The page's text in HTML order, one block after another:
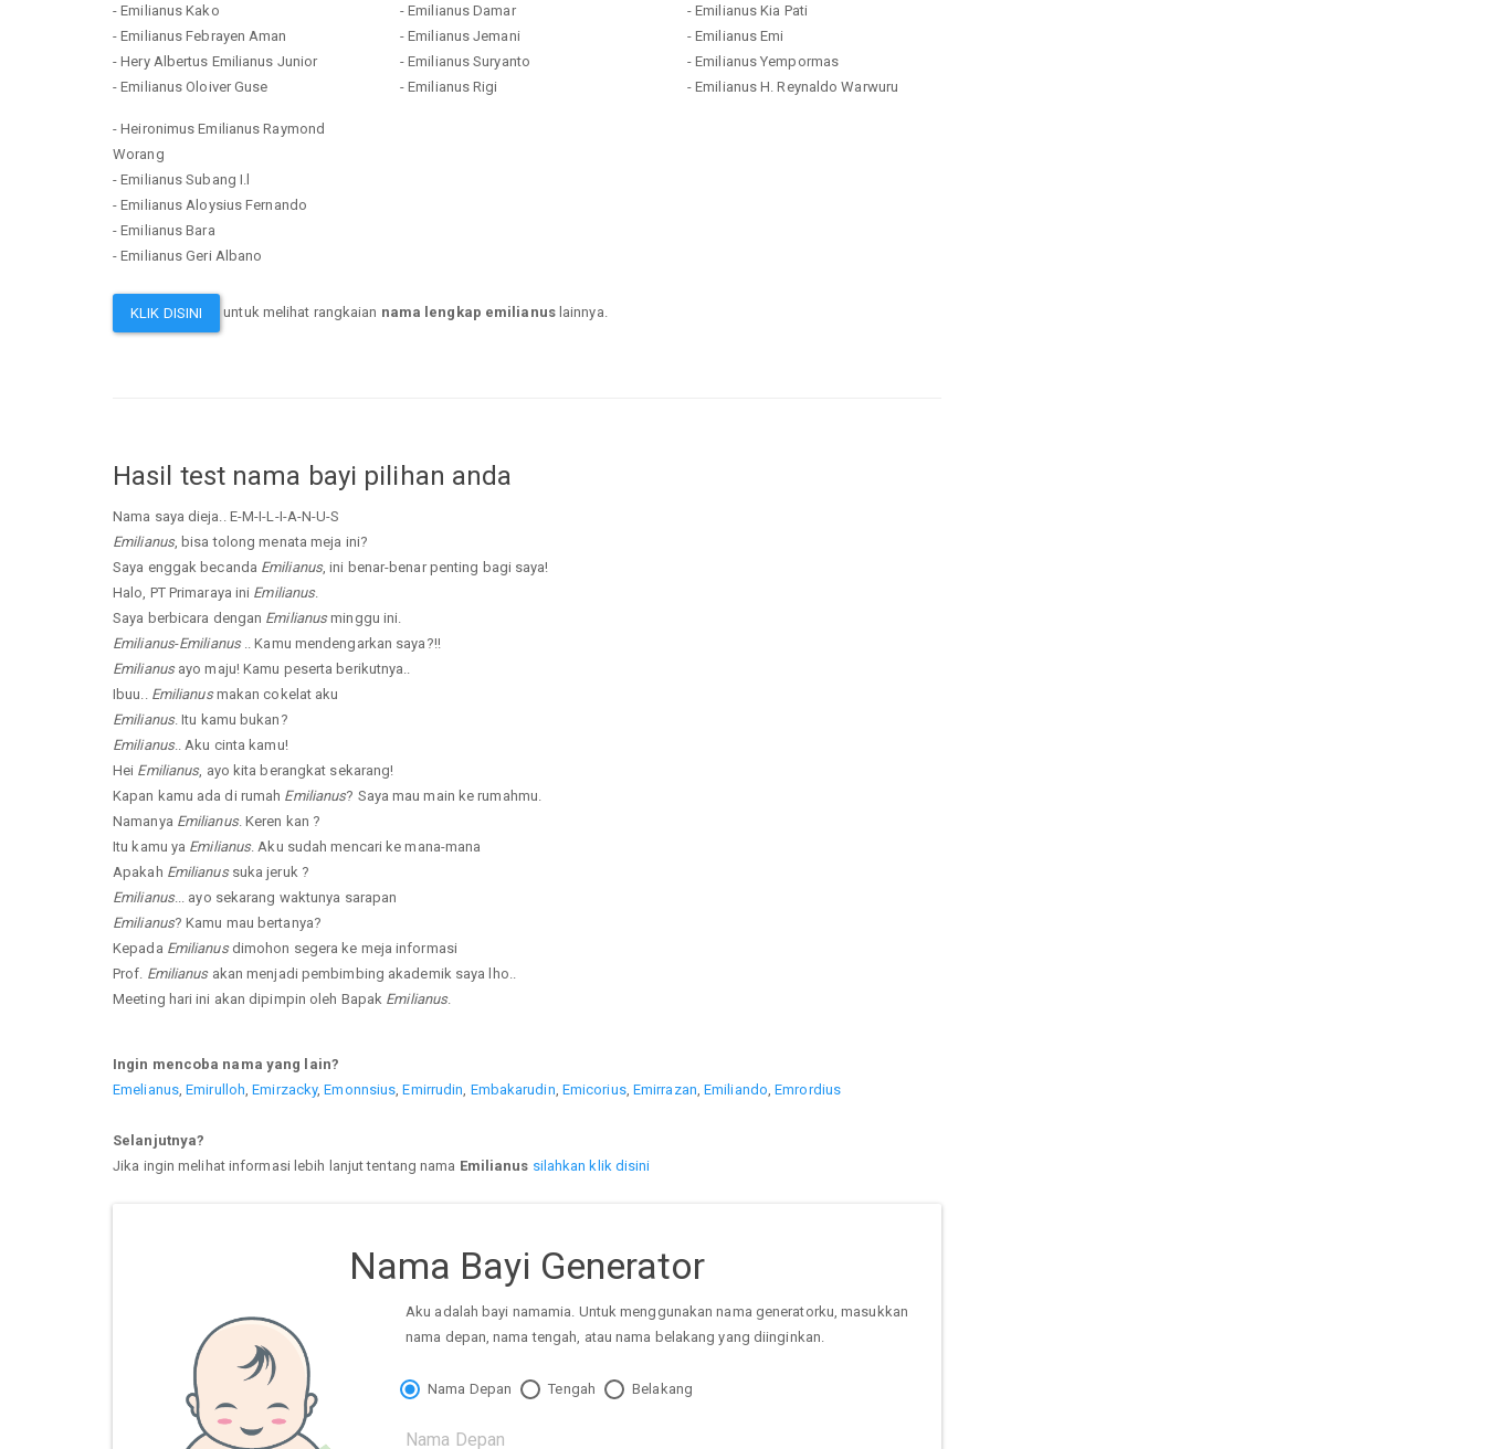
- Emilianus Kako
- Emilianus Febrayen Aman
- Hery Albertus Emilianus Junior
- Emilianus Oloiver Guse
- Emilianus Damar
- Emilianus Jemani
- Emilianus Suryanto
- Emilianus Rigi
- Emilianus Kia Pati
- Emilianus Emi
- Emilianus Yempormas
- Emilianus H. Reynaldo Warwuru
- Heironimus Emilianus Raymond
Worang
- Emilianus Subang I.l
- Emilianus Aloysius Fernando
- Emilianus Bara
- Emilianus Geri Albano
KLIK DISINI untuk melihat rangkaian nama lengkap emilianuslainnya.
Hasil test nama bayi pilihan anda
Nama saya dieja.. E-M-I-L-I-A-N-U-S
Emilianus, bisa tolong menata meja ini?
Saya enggak becanda Emilianus, ini benar-benar penting bagi saya!
Halo, PT Primaraya ini Emilianus.
Saya berbicara dengan Emilianusminggu ini.
Emilianus-Emilianus.. Kamu mendengarkan saya?!!
Emilianusayo maju! Kamu peserta berikutnya..
Ibuu.. Emilianusmakan cokelat aku
Emilianus. Itu kamu bukan?
Emilianus.. Aku cinta kamu!
Hei Emilianus, ayo kita berangkat sekarang!
Kapan kamu ada di rumah Emilianus? Saya mau main ke rumahmu.
Namanya Emilianus. Keren kan ?
Itu kamu ya Emilianus. Aku sudah mencari ke mana-mana
Apakah Emilianussuka jeruk ?
Emilianus... ayo sekarang waktunya sarapan
Emilianus? Kamu mau bertanya?
Kepada Emilianusdimohon segera ke meja informasi
Prof. Emilianusakan menjadi pembimbing akademik saya lho..
Meeting hari ini akan dipimpin oleh Bapak Emilianus.
Ingin mencoba nama yang lain?
Emelianus,Emirulloh ,Emirzacky,Emonnsius ,Emirrudin Embakarudin Emicorius, Emirrazan ,Emiliando ,Emrordius
Selanjutnya?
Jika ingin melihat informasi lebih lanjut tentang nama Emilianus silahkan klik disini
Nama Bayi Generator
Aku adalah bayi namamia. Untuk menggunakan nama generatorku, masukkan
nama depan, nama tengah, atau nama belakang yang diinginkan.
Nama Depan Tengah Belakang